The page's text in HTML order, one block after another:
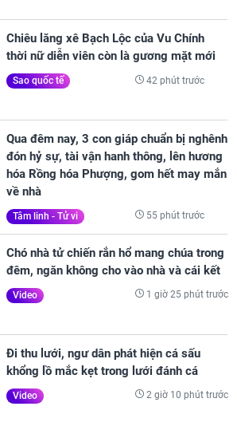
Chiêu lăng xê Bạch Lộc của Vu Chính
thời nữ diễn viên còn là gương mặt mới
Sao quốc tế 42 phút trước
Qua đêm nay, 3 con giáp chuẩn bị nghênh
đón hỷ sự, tài vận hanh thông, lên hương
hóa Rồng hóa Phượng, gom hết may mắn
về nhà
Tâm linh - Tử vi 55 phút trước
Chó nhà tử chiến rắn hổ mang chúa trong
đêm, ngăn không cho vào nhà và cái kết
Video 1 giờ 25 phút trước
Đi thu lưới, ngư dân phát hiện cá sấu
khổng lồ mắc kẹt trong lưới đánh cá
Video 2 giờ 10 phút trước